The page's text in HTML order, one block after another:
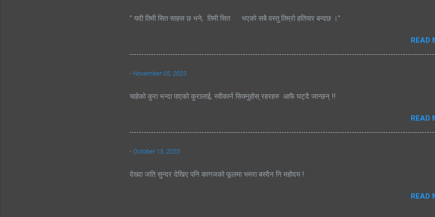
" यदी तिमी सित साहस छ भने, तिमी सित भएको सबै वस्तु तिम्रो हतियार बन्दछ ।"
READ
-November 05, 2023
चाहेको कुरा भन्दा पाएको कुरालाई, स्वीकार्न सिक्नुहोस् रहरहरु आफै घट्दै जान्छन् !!
READ
-October 13, 2023
देख्दा जति सुन्दर देखिए पनि कागजको फूलमा भमरा बस्दैन नि महोदय !
READ